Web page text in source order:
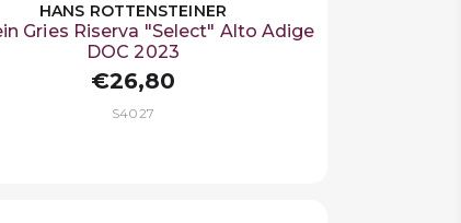
HANS ROTTENSTEINER
Gries Riserva "Select" Alto Adige
DOC 2023
€26,80
S4027